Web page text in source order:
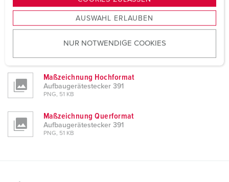
s
u
w
h
l
AUSWAHL ERLAUBEN
NUR NOTWENDIGE COOKIES
Aufbaugerätestecker 391
CAD-Daten 3D-DWG
Aufbaugerätestecker 391
Maßzeichnung Hochformat
Aufbaugerätestecker 391
PNG, 51 KB
Maßzeichnung Querformat
Aufbaugerätestecker 391
PNG, 51 KB